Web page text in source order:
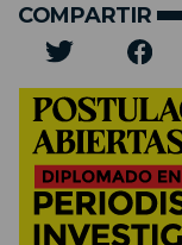
COMPARTIR